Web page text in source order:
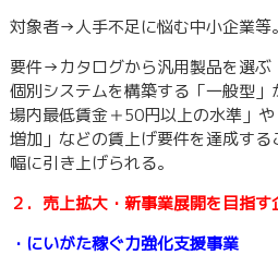
対象者→人手不足に悩む中小企業等。
要件→カタログから汎用製品を選ぶ
個別システムを構築する「一般型
場内最低賃金＋50円以上の水準」
増加」などの賃上げ要件を達成す
幅に引き上げられる。
２．売上拡大・新事業展開を目指す
・にいがた稼ぐ力強化支援事業